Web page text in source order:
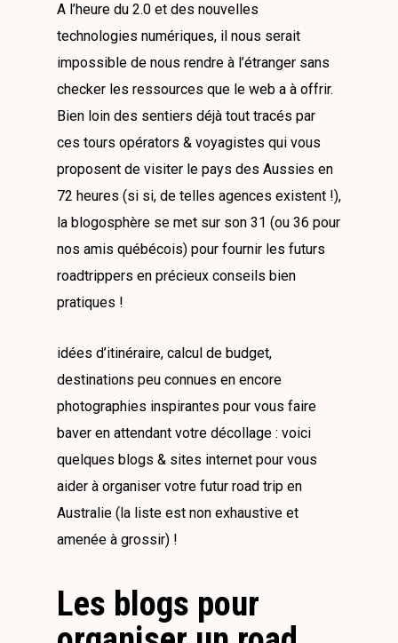
A l’heure du 2.0 et des nouvelles
technologies numériques, il nous serait
impossible de nous rendre à l’étranger sans
checker les ressources que le web a à offrir.
Bien loin des sentiers déjà tout tracés par
ces tours opérators & voyagistes qui vous
proposent de visiter le pays des Aussies en
72 heures (si si, de telles agences existent !),
la blogosphère se met sur son 31 (ou 36 pour
nos amis québécois) pour fournir les futurs
roadtrippers en précieux conseils bien
pratiques !
idées d’itinéraire, calcul de budget,
destinations peu connues en encore
photographies inspirantes pour vous faire
baver en attendant votre décollage : voici
quelques blogs & sites internet pour vous
aider à organiser votre futur road trip en
Australie (la liste est non exhaustive et
amenée à grossir) !
Les blogs pour